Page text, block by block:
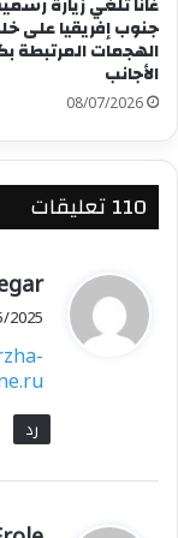
جنوب إفريقيا على
الهجمات المرتبطة
الأجانب
08/07/2026
‫110 تعليقات
ي
ق
ل
01/05/2025
رد
ي